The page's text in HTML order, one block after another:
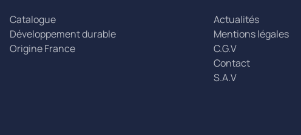
Catalogue
Développement durable
Origine France
Actualités
Mentions légales
C.G.V
Contact
S.A.V